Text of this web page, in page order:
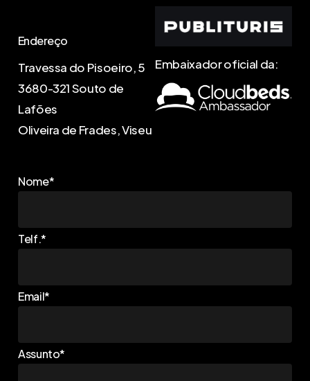
Endereço
Travessa do Pisoeiro, 5
3680-321 Souto de
Lafões
Oliveira de Frades, Viseu
Embaixador oficial da:
Nome*
Telf.*
Email*
Assunto*